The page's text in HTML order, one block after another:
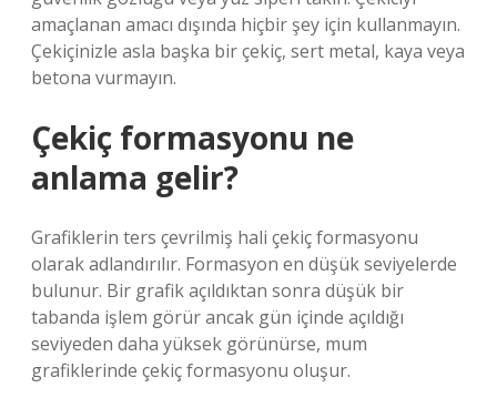
amaçlanan amacı dışında hiçbir şey için kullanmayın.
Çekiçinizle asla başka bir çekiç, sert metal, kaya veya
betona vurmayın.
Çekiç formasyonu ne
anlama gelir?
Grafiklerin ters çevrilmiş hali çekiç formasyonu
olarak adlandırılır. Formasyon en düşük seviyelerde
bulunur. Bir grafik açıldıktan sonra düşük bir
tabanda işlem görür ancak gün içinde açıldığı
seviyeden daha yüksek görünürse, mum
grafiklerinde çekiç formasyonu oluşur.